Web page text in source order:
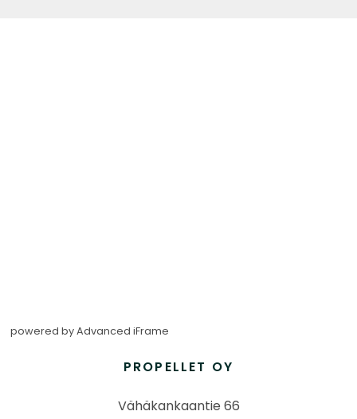
powered by Advanced iFrame
PROPELLET OY
Vähäkankaantie 66